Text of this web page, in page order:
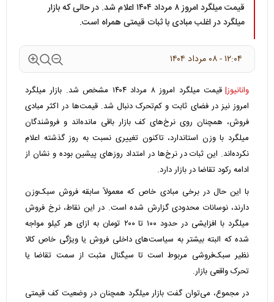
قیمت میلگرد امروز ۸ مرداد ۱۴۰۴ اعلام شد. در حالی که بازار
میلگرد در اغلب مبادی با ثبات قیمتی همراه است.
۱۲:۰۴ - ۰۸ مرداد ۱۴۰۴
وانانیوز|
قیمت میلگرد امروز ۸ مرداد ۱۴۰۴ مشخص شد. بازار میلگرد
امروز نیز در فضای ثابت و کم‌تحرک دنبال شد. قیمت‌ها در اکثر مبادی
فروش، همچنان روی نرخ‌های کف بازار باقی مانده‌اند و فروشندگان
میلگرد با وزن استاندارد، تاکنون تغییری نسبت به روز گذشته اعلام
نکرده‌اند. این ثبات در نرخ‌ها در امتداد روزهای پیشین بوده و نشان از
ادامه رکود تقاضا در بازار دارد.
با این حال در برخی مبادی خاص که معمولاً سابقه فروش سبک‌وزن
دارند، نوسانات محدودی گزارش شده است. در این نقاط، نرخ فروش
میلگرد با افزایشی در حدود ۱۰۰ تا ۲۰۰ تومان به ازای هر کیلو مواجه
شده که البته بیشتر به سیاست‌های داخلی فروش یا ویژگی خاص کالا
نظیر سبک‌فروشی مربوط است تا سیگنال مثبت از سمت تقاضا یا
تحرک واقعی بازار.
در مجموع، می‌توان گفت بازار میلگرد همچنان در وضعیت کف قیمتی